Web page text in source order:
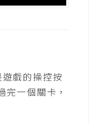
戲的操控按
一個關卡，